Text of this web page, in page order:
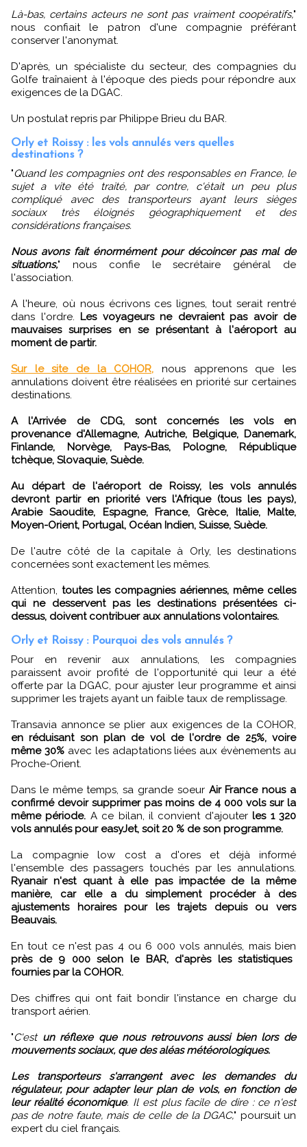
Là-bas, certains acteurs ne sont pas vraiment coopératifs,"
nous confiait le patron d'une compagnie préférant
conserver l'anonymat.
D'après, un spécialiste du secteur, des compagnies du
Golfe traînaient à l'époque des pieds pour répondre aux
exigences de la DGAC.
Un postulat repris par Philippe Brieu du BAR.
Orly et Roissy : les vols annulés vers quelles
destinations ?
"Quand les compagnies ont des responsables en France, le
sujet a vite été traité, par contre, c'était un peu plus
compliqué avec des transporteurs ayant leurs sièges
sociaux très éloignés géographiquement et des
considérations françaises.
Nous avons fait énormément pour décoincer pas mal de
situations," nous confie le secrétaire général de
l'association.
A l'heure, où nous écrivons ces lignes, tout serait rentré
dans l'ordre. Les voyageurs ne devraient pas avoir de
mauvaises surprises en se présentant à l'aéroport au
moment de partir.
Sur le site de la COHOR, nous apprenons que les
annulations doivent être réalisées en priorité sur certaines
destinations.
A l'Arrivée de CDG, sont concernés les vols en
provenance d'Allemagne, Autriche, Belgique, Danemark,
Finlande, Norvège, Pays-Bas, Pologne, République
tchèque, Slovaquie, Suède.
Au départ de l'aéroport de Roissy, les vols annulés
devront partir en priorité vers l'Afrique (tous les pays),
Arabie Saoudite, Espagne, France, Grèce, Italie, Malte,
Moyen-Orient, Portugal, Océan Indien, Suisse, Suède.
De l'autre côté de la capitale à Orly, les destinations
concernées sont exactement les mêmes.
Attention, toutes les compagnies aériennes, même celles
qui ne desservent pas les destinations présentées ci-
dessus, doivent contribuer aux annulations volontaires.
Orly et Roissy : Pourquoi des vols annulés ?
Pour en revenir aux annulations, les compagnies
paraissent avoir profité de l'opportunité qui leur a été
offerte par la DGAC, pour ajuster leur programme et ainsi
supprimer les trajets ayant un faible taux de remplissage.
Transavia annonce se plier aux exigences de la COHOR,
en réduisant son plan de vol de l'ordre de 25%, voire
même 30%avec les adaptations liées aux évènements au
Proche-Orient.
Dans le même temps, sa grande soeur Air France nous a
confirmé devoir supprimer pas moins de 4 000 vols sur la
même période. A ce bilan, il convient d'ajouterles 1 320
vols annulés pour easyJet, soit 20 % de son programme.
La compagnie low cost a d'ores et déjà informé
l'ensemble des passagers touchés par les annulations.
Ryanair n'est quant à elle pas impactée de la même
manière, car elle a du simplement procéder à des
ajustements horaires pour les trajets depuis ou vers
Beauvais.
En tout ce n'est pas 4 ou 6 000 vols annulés, mais bien
près de 9 000 selon le BAR, d'après les statistiques
fournies par la COHOR.
Des chiffres qui ont fait bondir l'instance en charge du
transport aérien.
"C'est un réflexe que nous retrouvons aussi bien lors de
mouvements sociaux, que des aléas météorologiques.
Les transporteurs s'arrangent avec les demandes du
régulateur, pour adapter leur plan de vols, en fonction de
leur réalité économique. Il est plus facile de dire : ce n'est
pas de notre faute, mais de celle de la DGAC," poursuit un
expert du ciel français.